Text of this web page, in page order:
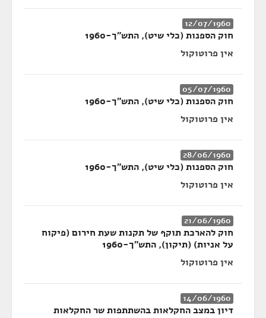
12/07/1960
חוק הספנות (כלי שיט), התש"ך-1960
אין פרוטוקול
05/07/1960
חוק הספנות (כלי שיט), התש"ך-1960
אין פרוטוקול
28/06/1960
חוק הספנות (כלי שיט), התש"ך-1960
אין פרוטוקול
21/06/1960
חוק להארכת תוקף של תקנות שעת חירום (פיקוח
על אניות) (תיקון), התש"ך-1960
אין פרוטוקול
14/06/1960
דיון במצב החקלאות בהשתתפות שר החקלאות